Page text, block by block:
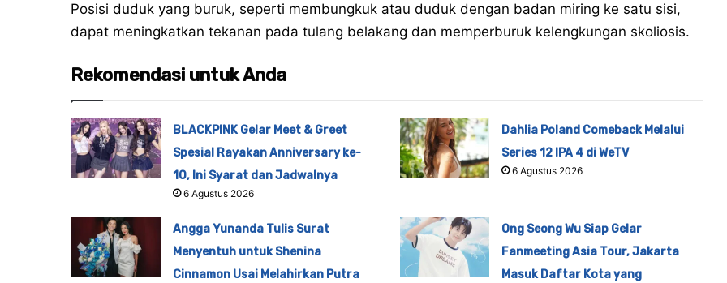
Posisi duduk yang buruk, seperti membungkuk atau duduk dengan badan miring ke satu sisi,
dapat meningkatkan tekanan pada tulang belakang dan memperburuk kelengkungan skoliosis.
Rekomendasi untuk Anda
BLACKPINK Gelar Meet & Greet
Spesial Rayakan Anniversary ke-
10, Ini Syarat dan Jadwalnya
6 Agustus 2026
Dahlia Poland Comeback Melalui
Series 12 IPA 4 di WeTV
6 Agustus 2026
Angga Yunanda Tulis Surat
Menyentuh untuk Shenina
Cinnamon Usai Melahirkan Putra
Ong Seong Wu Siap Gelar
Fanmeeting Asia Tour, Jakarta
Masuk Daftar Kota yang